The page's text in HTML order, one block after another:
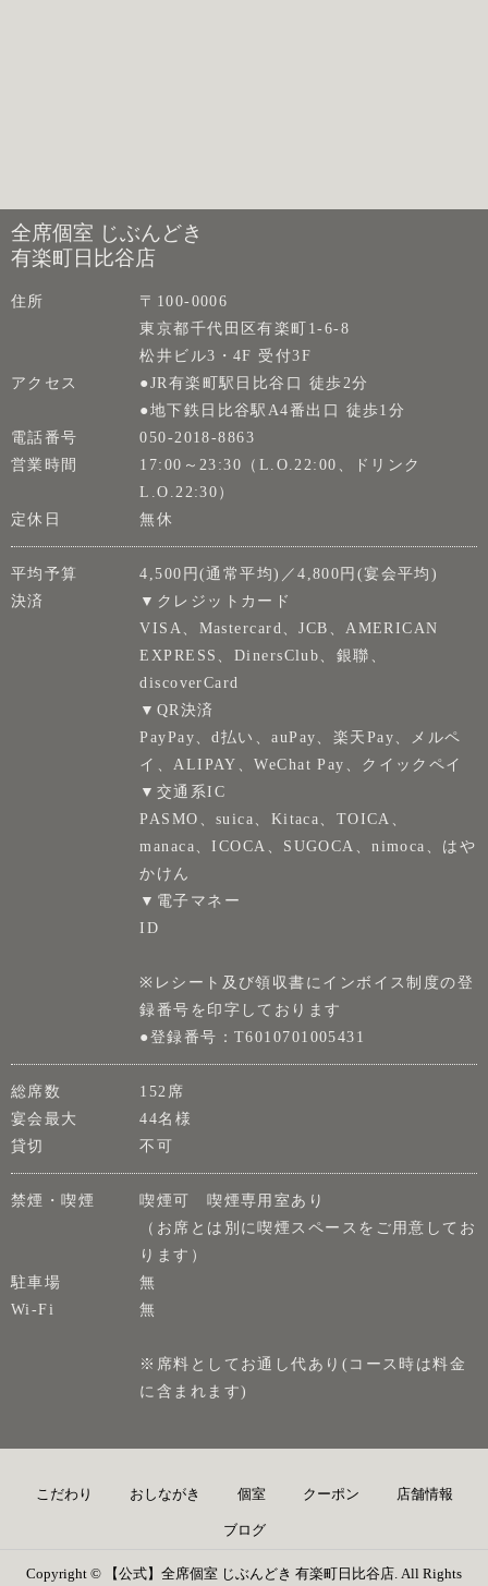
全席個室 じぶんどき
有楽町日比谷店
住所
〒100-0006
東京都千代田区有楽町1-6-8
松井ビル3・4F 受付3F
アクセス
●JR有楽町駅日比谷口 徒歩2分
●地下鉄日比谷駅A4番出口 徒歩1分
電話番号
050-2018-8863
営業時間
17:00～23:30（L.O.22:00、ドリンク
L.O.22:30）
定休日
無休
平均予算
4,500円(通常平均)／4,800円(宴会平均)
決済
▼クレジットカード
VISA、Mastercard、JCB、AMERICAN
EXPRESS、DinersClub、銀聯、
discoverCard
▼QR決済
PayPay、d払い、auPay、楽天Pay、メルペ
イ、ALIPAY、WeChat Pay、クイックペイ
▼交通系IC
PASMO、suica、Kitaca、TOICA、
manaca、ICOCA、SUGOCA、nimoca、はや
かけん
▼電子マネー
ID
※レシート及び領収書にインボイス制度の登
録番号を印字しております
●登録番号：T6010701005431
総席数
152席
宴会最大
44名様
貸切
不可
禁煙・喫煙
喫煙可 喫煙専用室あり
（お席とは別に喫煙スペースをご用意してお
ります）
駐車場
無
Wi-Fi
無
※席料としてお通し代あり(コース時は料金
に含まれます)
こだわり おしながき 個室 クーポン 店舗情報
ブログ
Copyright © 【公式】全席個室 じぶんどき 有楽町日比谷店. All Rights